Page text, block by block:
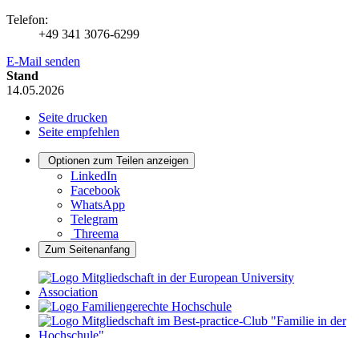
Telefon:
+49 341 3076-6299
E-Mail senden
Stand
14.05.2026
Seite drucken
Seite empfehlen
Optionen zum Teilen anzeigen
LinkedIn
Facebook
WhatsApp
Telegram
Threema
Zum Seitenanfang